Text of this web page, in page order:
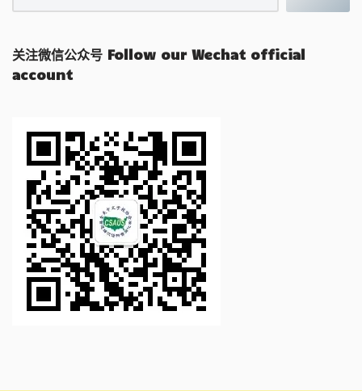
关注微信公众号 Follow our Wechat official
account